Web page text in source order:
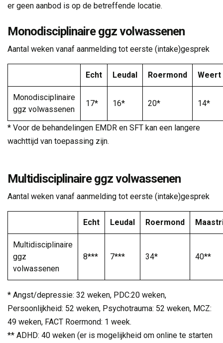
er geen aanbod is op de betreffende locatie.
Monodisciplinaire ggz volwassenen
Aantal weken vanaf aanmelding tot eerste (intake)gesprek
Echt Leudal Roermond Weert
Monodisciplinaire
ggz volwassenen
17* 16* 20* 14*
* Voor de behandelingen EMDR en SFT kan een langere
wachttijd van toepassing zijn.
Multidisciplinaire ggz volwassenen
Aantal weken vanaf aanmelding tot eerste (intake)gesprek
Echt Leudal Roermond
Multidisciplinaire
ggz
volwassenen
8*** 7*** 34* 40**
* Angst/depressie: 32 weken, PDC:20 weken,
Persoonlijkheid: 52 weken, Psychotrauma: 52 weken, MCZ:
49 weken, FACT Roermond: 1 week.
** ADHD: 40 weken (er is mogelijkheid om online te starten